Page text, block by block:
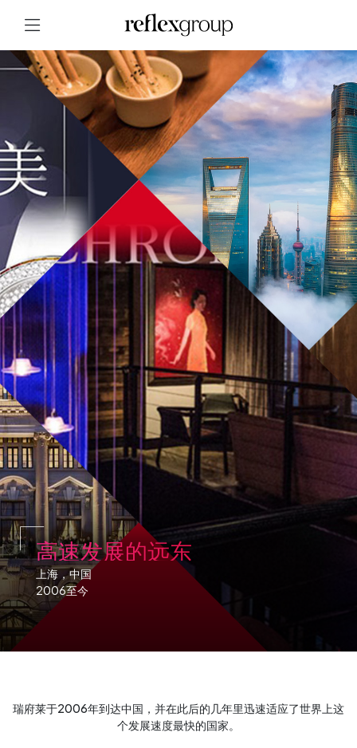
高速发展的远东
上海，中国
2006至今
瑞府莱于2006年到达中国，并在此后的几年里迅速适应了世界上这
个发展速度最快的国家。